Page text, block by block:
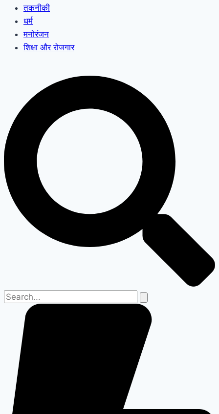
तकनीकी
धर्म
मनोरंजन
शिक्षा और रोजगार